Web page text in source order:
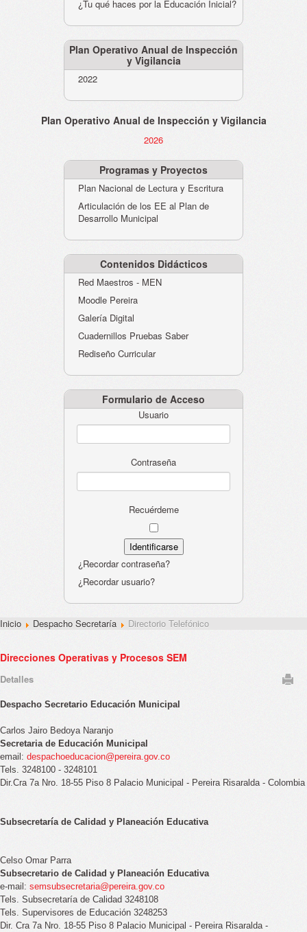
¿Tu qué haces por la Educación Inicial?
Plan Operativo Anual de Inspección
y Vigilancia
2022
Plan Operativo Anual de Inspección y Vigilancia
2026
Programas y Proyectos
Plan Nacional de Lectura y Escritura
Articulación de los EE al Plan de
Desarrollo Municipal
Contenidos Didácticos
Red Maestros - MEN
Moodle Pereira
Galería Digital
Cuadernillos Pruebas Saber
Rediseño Curricular
Formulario de Acceso
Usuario
Contraseña
Recuérdeme
¿Recordar contraseña?
¿Recordar usuario?
Inicio Despacho Secretaría Directorio Telefónico
Direcciones Operativas y Procesos SEM
Detalles
Despacho Secretario Educación Municipal
Carlos Jairo Bedoya Naranjo
Secretaria de Educación Municipal
email: despachoeducacion@pereira.gov.co
Tels. 3248100 - 3248101
Dir.Cra 7a Nro. 18-55 Piso 8 Palacio Municipal - Pereira Risaralda - Colombia
Subsecretaría de Calidad y Planeación Educativa
Celso Omar Parra
Subsecretario de Calidad y Planeación Educativa
e-mail: semsubsecretaria@pereira.gov.co
Tels. Subsecretaría de Calidad 3248108
Tels. Supervisores de Educación 3248253
Dir. Cra 7a Nro. 18-55 Piso 8 Palacio Municipal - Pereira Risaralda -